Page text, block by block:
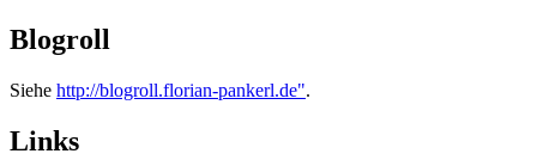
Blogroll
Siehe http://blogroll.florian-pankerl.de".
Links